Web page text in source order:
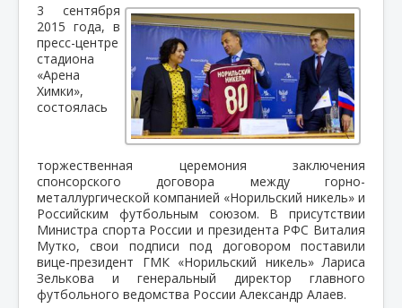
3 сентября
2015 года, в
пресс-центре
стадиона
«Арена
Химки»,
состоялась
торжественная церемония заключения
спонсорского договора между горно-
металлургической компанией «Норильский никель» и
Российским футбольным союзом. В присутствии
Министра спорта России и президента РФС Виталия
Мутко, свои подписи под договором поставили
вице-президент ГМК «Норильский никель» Лариса
Зелькова и генеральный директор главного
футбольного ведомства России Александр Алаев.